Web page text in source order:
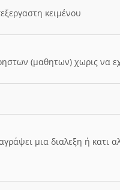
κειμένου
(μαθητων) χωρις να
μια διαλεξη ή κατι